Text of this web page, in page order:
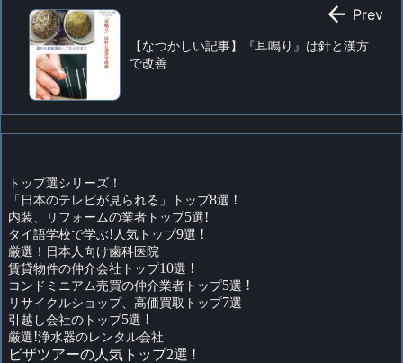
【なつかしい記事】『耳鳴り』は針と漢方
で改善
 Prev
トップ選シリーズ！
「日本のテレビが見られる」トップ8選 !
内装、リフォームの業者トップ5選!
タイ語学校で学ぶ! 人気トップ9選 !
厳選！日本人向け歯科医院
賃貸物件の仲介会社トップ10選 !
コンドミニアム売買の仲介業者トップ5選 !
リサイクルショップ、高価買取トップ7選
引越し会社のトップ5選 !
厳選!浄水器のレンタル会社
ビザツアーの人気トップ2選 !